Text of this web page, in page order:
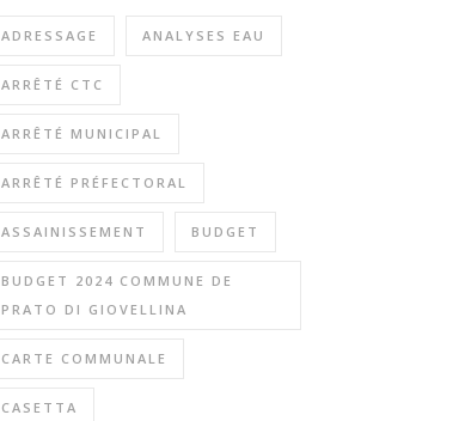
ADRESSAGE ANALYSES EAU
ARRÊTÉ CTC
ARRÊTÉ MUNICIPAL
ARRÊTÉ PRÉFECTORAL
ASSAINISSEMENT BUDGET
BUDGET 2024 COMMUNE DE
PRATO DI GIOVELLINA
CARTE COMMUNALE
CASETTA